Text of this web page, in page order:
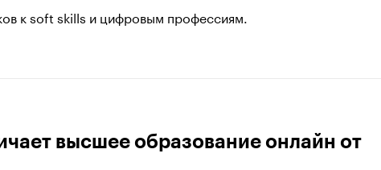
к soft skills и цифровым профессиям.
высшее образование онлайн от